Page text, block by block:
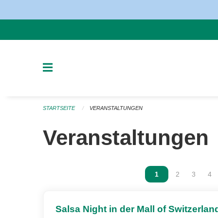
STARTSEITE VERANSTALTUNGEN
Veranstaltungen
Vous êtes sur la
1 Vous êtes
2 Vous
3 4
Salsa Night in der Mall of